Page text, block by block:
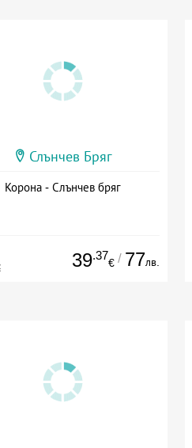
Слънчев Бряг
Корона - Слънчев бряг
39.37
€ / 77лв.